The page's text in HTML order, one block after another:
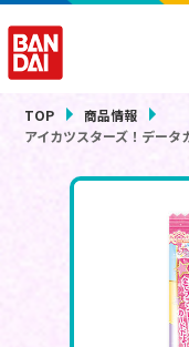
TOP
商品情報
アイカツスターズ！デー